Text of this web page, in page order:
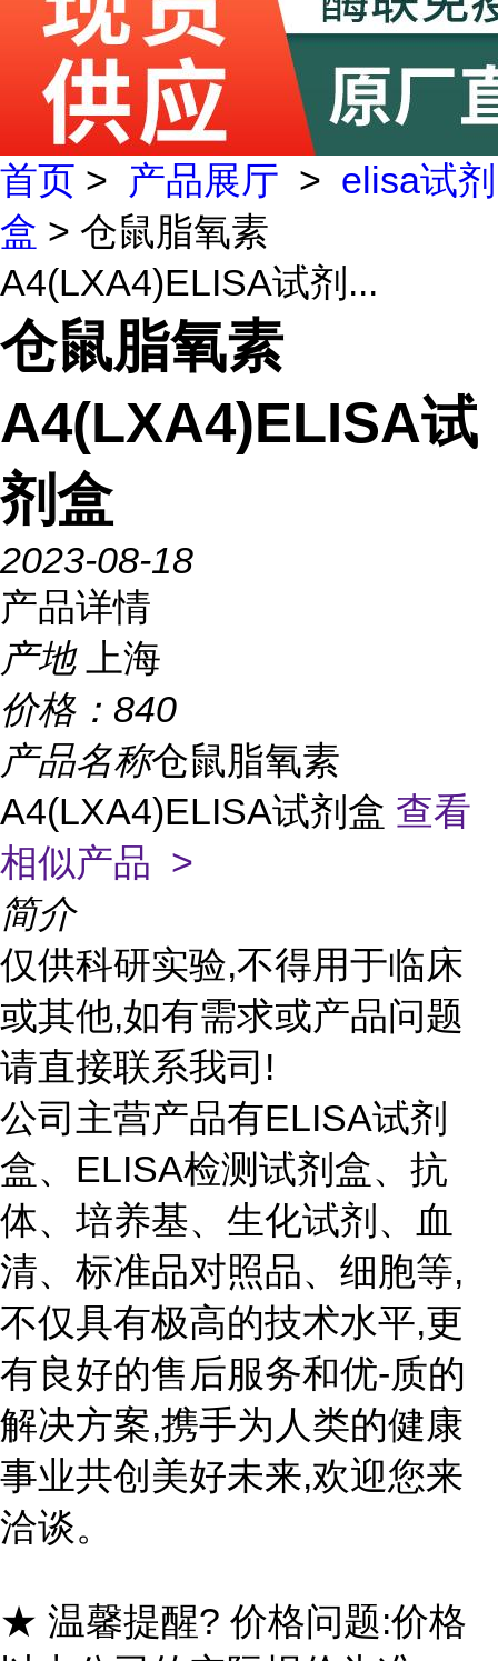
首页 > 产品展厅 > elisa试剂
盒 > 仓鼠脂氧素
A4(LXA4)ELISA试剂...
仓鼠脂氧素
A4(LXA4)ELISA试
剂盒
2023-08-18
产品详情
产地
上海
价格： 840
产品名称仓鼠脂氧素
A4(LXA4)ELISA试剂盒 查看
相似产品 >
简介
仅供科研实验,不得用于临床
或其他,如有需求或产品问题
请直接联系我司!
公司主营产品有ELISA试剂
盒、ELISA检测试剂盒、抗
体、培养基、生化试剂、血
清、标准品对照品、细胞等,
不仅具有极高的技术水平,更
有良好的售后服务和优-质的
解决方案,携手为人类的健康
事业共创美好未来,欢迎您来
洽谈。
★ 温馨提醒? 价格问题:价格